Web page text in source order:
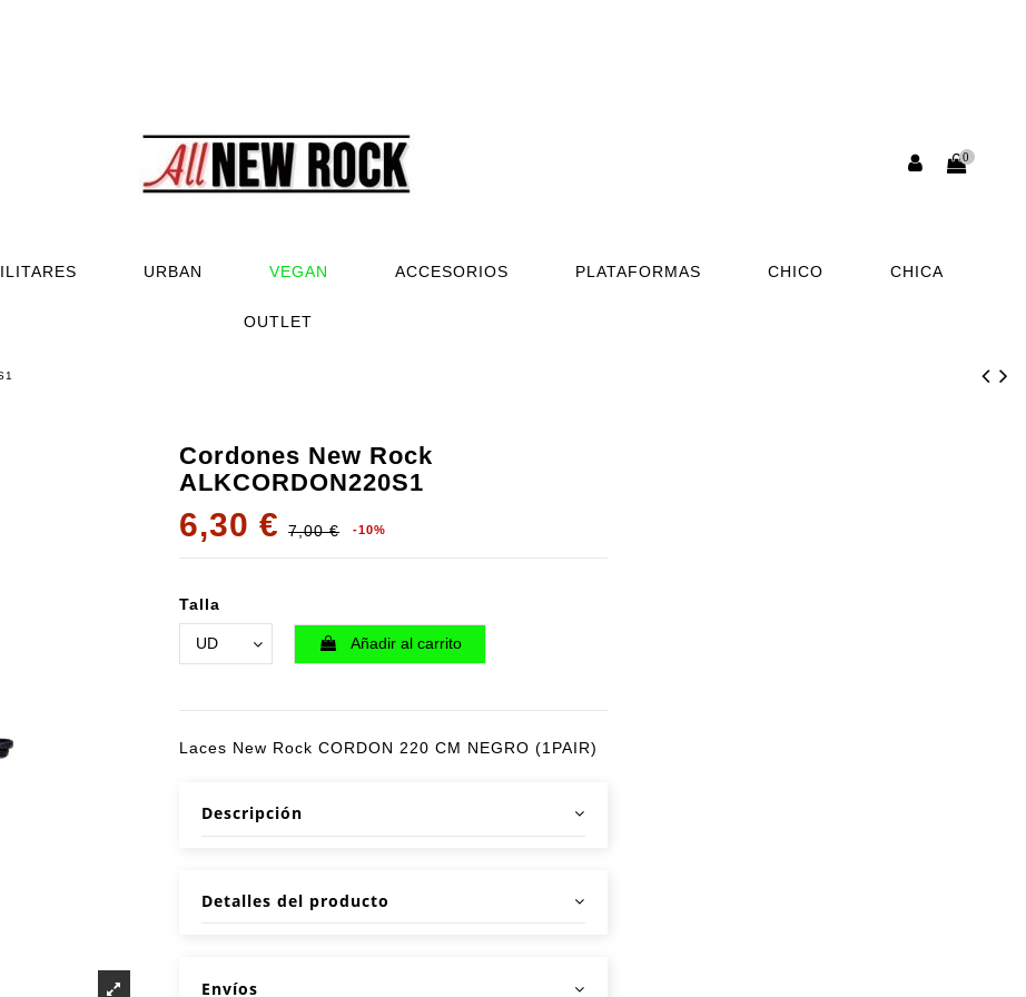
0
URBAN VEGAN ACCESORIOS PLATAFORMAS CHICO CHICA
OUTLET
Cordones New Rock
ALKCORDON220S1
6,30 € 7,00 € -10%
Talla
Añadir al carrito
Laces New Rock CORDON 220 CM NEGRO (1PAIR)
Descripción
Detalles del producto
Envíos